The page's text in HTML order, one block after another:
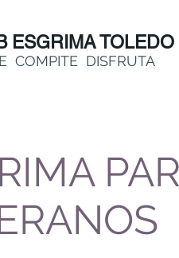
ESGRIMA TOLEDO
COMPITE DISFRUTA